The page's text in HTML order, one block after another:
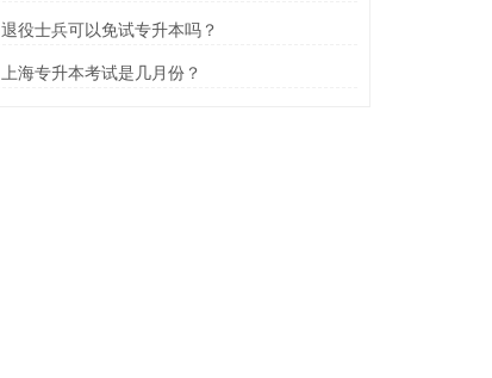
退役士兵可以免试专升本吗？
上海专升本考试是几月份？